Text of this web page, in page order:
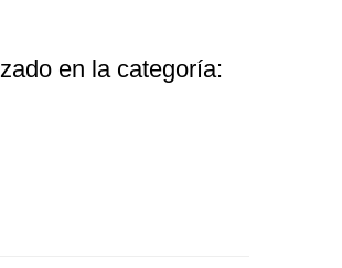
en la categoría: